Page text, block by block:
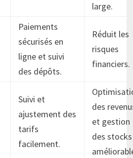
large.
Paiements
sécurisés en
ligne et suivi
des dépôts.
Réduit les
risques
financiers.
Suivi et
ajustement des
tarifs
facilement.
des
et gestion
des stocks